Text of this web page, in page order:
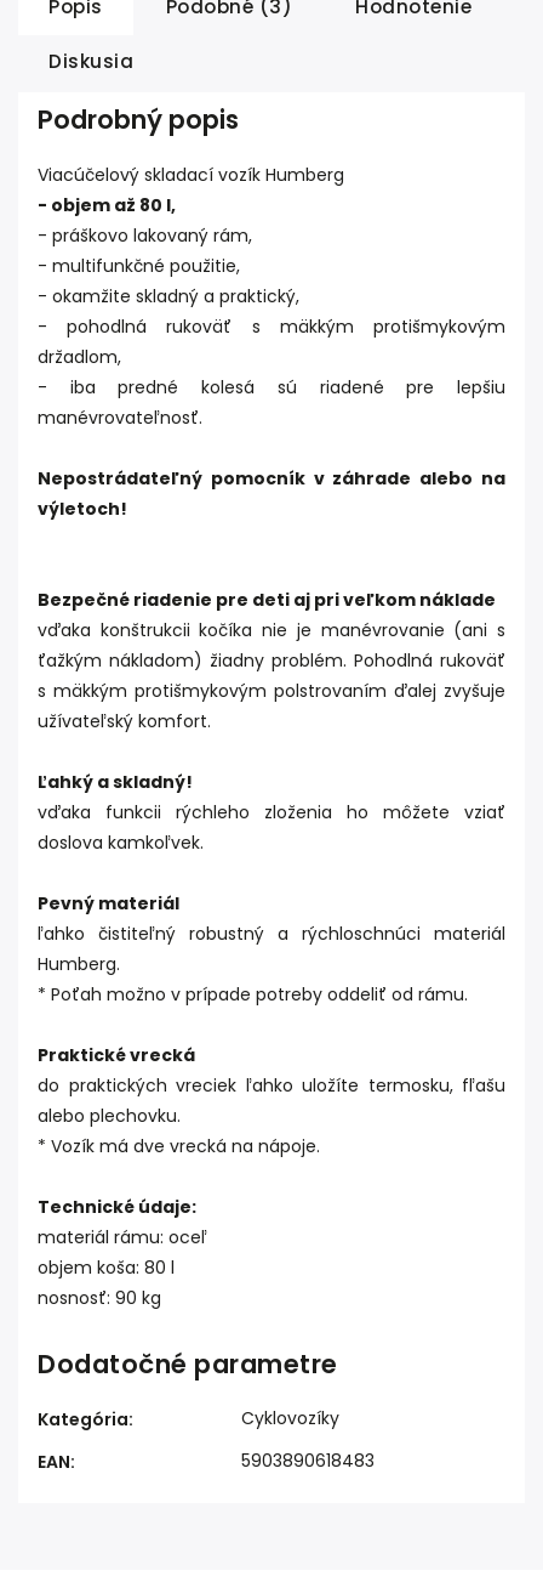
Popis Podobné (3) Hodnotenie
Diskusia
Podrobný popis
Viacúčelový skladací vozík Humberg
- objem až 80 l,
- práškovo lakovaný rám,
- multifunkčné použitie,
- okamžite skladný a praktický,
- pohodlná rukoväť s mäkkým protišmykovým
držadlom,
- iba predné kolesá sú riadené pre lepšiu
manévrovateľnosť.
Nepostrádateľný pomocník v záhrade alebo na
výletoch!
Bezpečné riadenie pre deti aj pri veľkom náklade
vďaka konštrukcii kočíka nie je manévrovanie (ani s
ťažkým nákladom) žiadny problém. Pohodlná rukoväť
s mäkkým protišmykovým polstrovaním ďalej zvyšuje
užívateľský komfort.
Ľahký a skladný!
vďaka funkcii rýchleho zloženia ho môžete vziať
doslova kamkoľvek.
Pevný materiál
ľahko čistiteľný robustný a rýchloschnúci materiál
Humberg.
* Poťah možno v prípade potreby oddeliť od rámu.
Praktické vrecká
do praktických vreciek ľahko uložíte termosku, fľašu
alebo plechovku.
* Vozík má dve vrecká na nápoje.
Technické údaje:
materiál rámu: oceľ
objem koša: 80 l
nosnosť: 90 kg
Dodatočné parametre
Kategória:
Cyklovozíky
EAN: 5903890618483